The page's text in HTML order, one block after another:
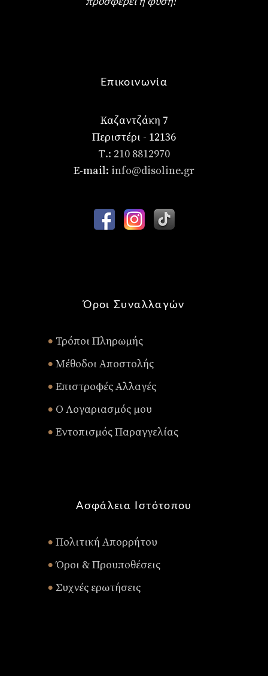
Επικοινωνία
Καζαντζάκη 7
Περιστέρι - 12136
Τ.: 210 8812970
E-mail: info@disoline.gr
Όροι Συναλλαγών
• Τρόποι Πληρωμής
• Μέθοδοι Αποστολής
• Επιστροφές Αλλαγές
• Ο Λογαριασμός μου
• Εντοπισμός Παραγγελίας
Ασφάλεια Ιστότοπου
• Πολιτική Απορρήτου
• Όροι & Προυποθέσεις
• Συχνές ερωτήσεις